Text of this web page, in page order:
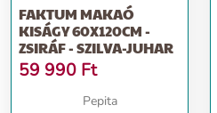
FAKTUM MAKAÓ
KISÁGY 60X120CM -
ZSIRÁF - SZILVA-JUHAR
59 990 Ft
Pepita